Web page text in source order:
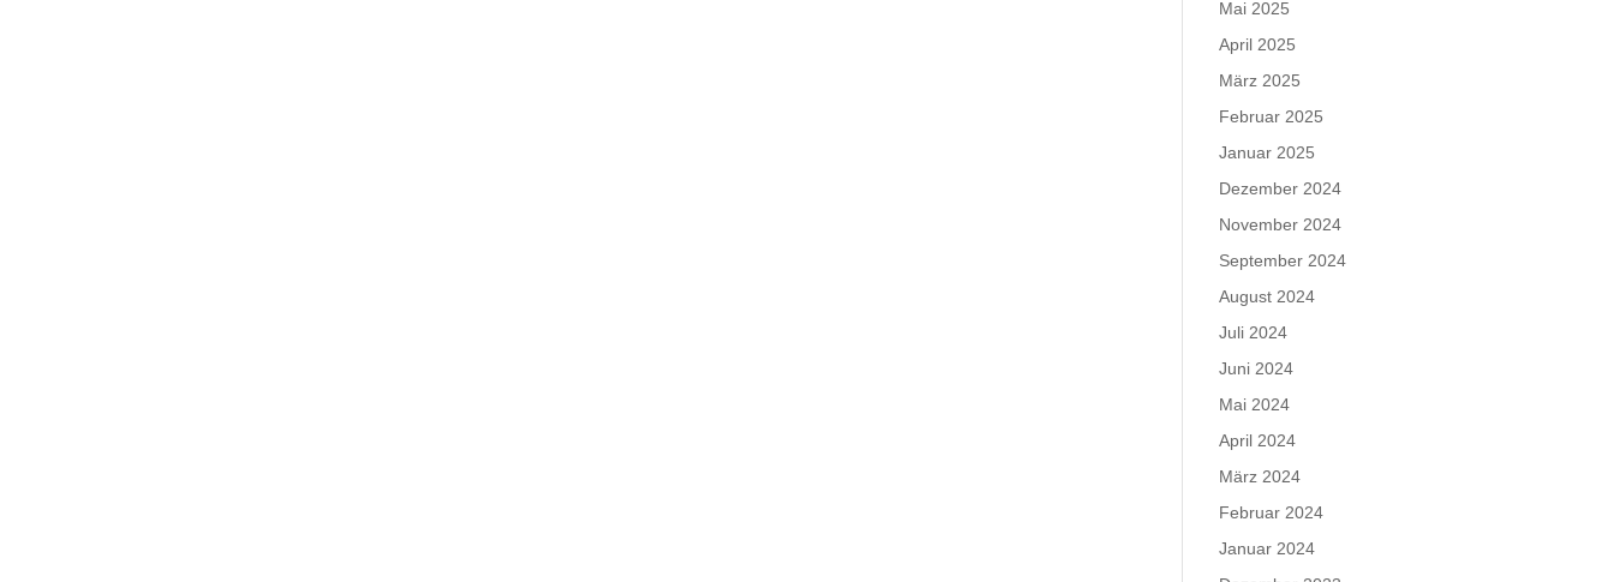
Mai 2025
April 2025
März 2025
Februar 2025
Januar 2025
Dezember 2024
November 2024
September 2024
August 2024
Juli 2024
Juni 2024
Mai 2024
April 2024
März 2024
Februar 2024
Januar 2024